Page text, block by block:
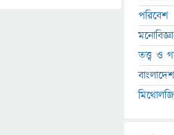
পরিবেশ
তত্ত্ব ও
মিথোলজি